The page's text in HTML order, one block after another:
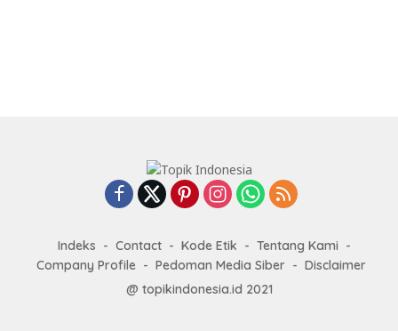
Indeks Contact Kode Etik
Tentang Kami
Company Profile
Pedoman Media Siber
Disclaimer
@ topikindonesia.id 2021